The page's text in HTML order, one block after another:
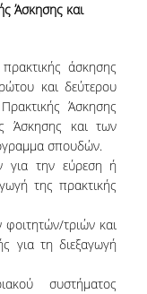
Άσκησης και
άσκησης
και δεύτερου
Άσκησης
Άσκησης και των
σπουδών.
για την εύρεση ή
της πρακτικής
τριών και
για τη διεξαγωγή
συστήματος